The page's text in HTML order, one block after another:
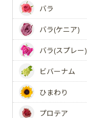
バラ
バラ(ケニア)
バラ(スプレー)
ビバーナム
ひまわり
プロテア